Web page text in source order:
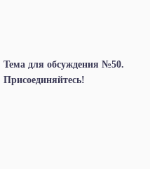
Тема для обсуждения №50.
Присоединяйтесь!